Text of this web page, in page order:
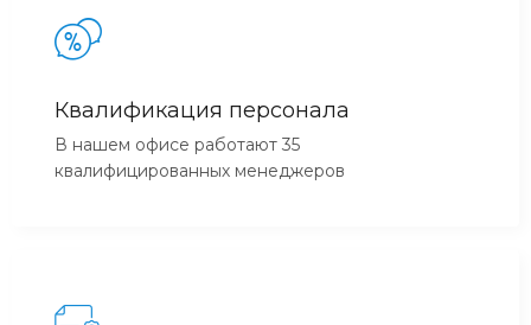
Квалификация персонала
В нашем офисе работают 35
квалифицированных менеджеров